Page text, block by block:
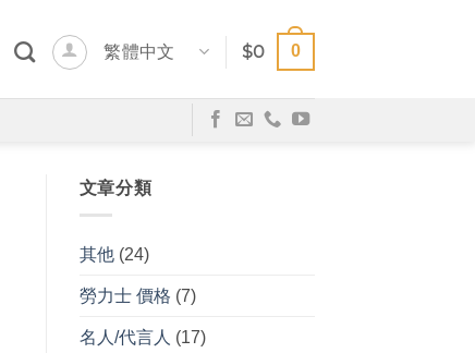
繁體中文 $0 0
文章分類
其他(24)
勞力士 價格 (7)
名人/代言人 (17)